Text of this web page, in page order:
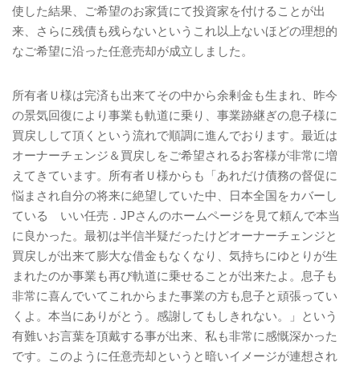
使した結果、ご希望のお家賃にて投資家を付けることが出
来、さらに残債も残らないというこれ以上ないほどの理想的
なご希望に沿った任意売却が成立しました。
所有者Ｕ様は完済も出来てその中から余剰金も生まれ、昨今
の景気回復により事業も軌道に乗り、事業跡継ぎの息子様に
買戻しして頂くという流れで順調に進んでおります。最近は
オーナーチェンジ＆買戻しをご希望されるお客様が非常に増
えてきています。所有者Ｕ様からも「あれだけ債務の督促に
悩まされ自分の将来に絶望していた中、日本全国をカバーし
ている いい任売． JPさんのホームページを見て頼んで本当
に良かった。最初は半信半疑だったけどオーナーチェンジと
買戻しが出来て膨大な借金もなくなり、気持ちにゆとりが生
まれたのか事業も再び軌道に乗せることが出来たよ。息子も
非常に喜んでいてこれからまた事業の方も息子と頑張ってい
くよ。本当にありがとう。感謝してもしきれない。」という
有難いお言葉を頂戴する事が出来、私も非常に感慨深かった
です。このように任意売却というと暗いイメージが連想され